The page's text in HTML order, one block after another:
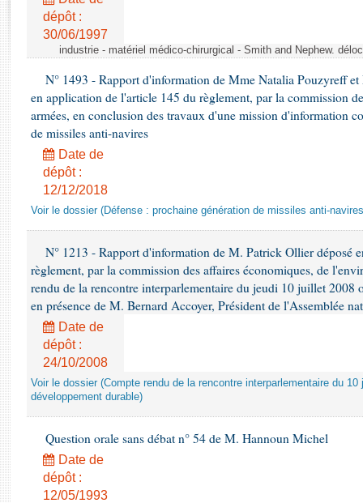
Rapports d'enquête
Rapports législatifs
Dossiers législatifs
Budget et sécurité sociale
Questions écrites et orales
Comptes rendus des débats
dépôt :
30/06/1997
industrie - matériel médico-chirurgical - Smith and Nephew.
N° 1493 - Rapport d'information de Mme Natalia Pouzyreff
en application de l'article 145 du règlement, par la commission
armées, en conclusion des travaux d'une mission d'information
de missiles anti-navires
Date de
dépôt :
12/12/2018
Voir le dossier (Défense : prochaine génération de missiles anti-
N° 1213 - Rapport d'information de M. Patrick Ollier déposé
règlement, par la commission des affaires économiques, de
rendu de la rencontre interparlementaire du jeudi 10 juillet 2008
en présence de M. Bernard Accoyer, Président de l'Assemblée
Date de
dépôt :
24/10/2008
Voir le dossier (Compte rendu de la rencontre interparlementaire du
développement durable)
Question orale sans débat n° 54 de M. Hannoun Michel
Date de
dépôt :
12/05/1993